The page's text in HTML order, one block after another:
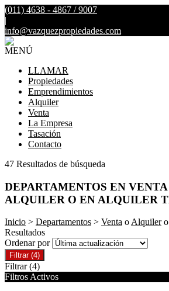
(011) 4638 - 4867 / 9007
|
info@vazquezpropiedades.com
MENÚ
LLAMAR
Propiedades
Emprendimientos
Alquiler
Venta
La Empresa
Tasación
Contacto
47 Resultados de búsqueda
DEPARTAMENTOS EN
ALQUILER O EN ALQUILER
Inicio > Departamentos > Venta oAlquilero
Resultados
Ordenar por
Filtrar (4)
Filtrar (4)
Filtros Activos